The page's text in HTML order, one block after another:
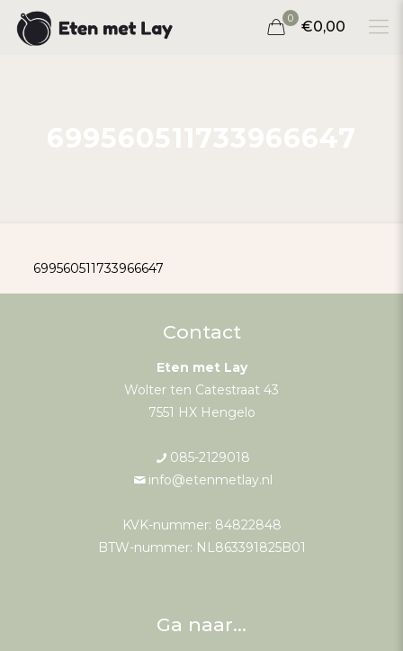
0 €0,00
699560511733966647
Contact
Eten met Lay
Wolter ten Catestraat 43
7551 HX Hengelo
085-2129018
info@etenmetlay.nl
KVK-nummer: 84822848
BTW-nummer: NL863391825B01
Ga naar…